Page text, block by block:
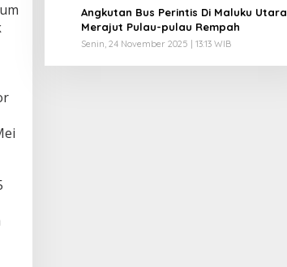
Angkutan Bus Perintis Di Maluku Utara
Merajut Pulau-pulau Rempah
Senin, 24 November 2025 | 13:13 WIB